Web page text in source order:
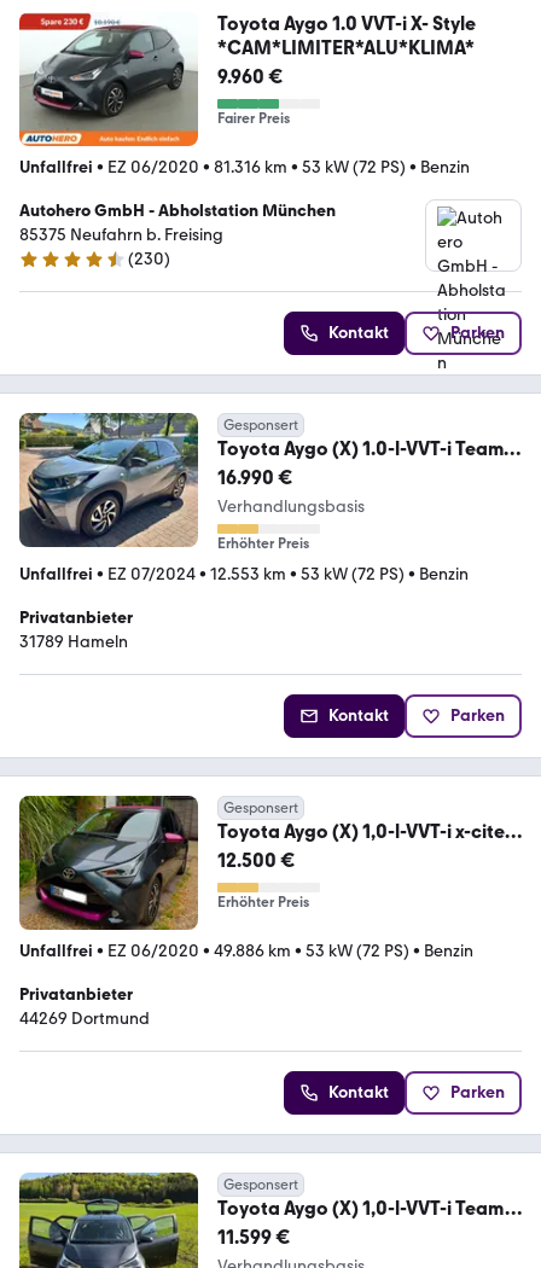
Toyota Aygo 1.0 VVT-i X- Style
*CAM*LIMITER*ALU*KLIMA*
9.960 €
Fairer Preis
Unfallfrei • EZ 06/2020 • 81.316 km • 53 kW (72 PS) • Benzin
Autohero GmbH - Abholstation München
85375 Neufahrn b. Freising
4.4 Sterne
(230)
Kontakt Parken
Gesponsert
Toyota Aygo (X) 1.0-l-VVT-i Team D
Top-Zustand
16.990 €
Verhandlungsbasis
Erhöhter Preis
Unfallfrei • EZ 07/2024• 12.553 km • 53 kW (72 PS) • Benzin
Privatanbieter
31789 Hameln
Kontakt Parken
Gesponsert
Toyota Aygo (X) 1,0-l-VVT-i x-cite
x-shift x-cite
12.500 €
Erhöhter Preis
Unfallfrei • EZ 06/2020 • 49.886 km • 53 kW (72 PS) • Benzin
Privatanbieter
44269 Dortmund
Kontakt Parken
Gesponsert
Toyota Aygo (X) 1,0-l-VVT-i Team
Deutschland 1.Hand
11.599 €